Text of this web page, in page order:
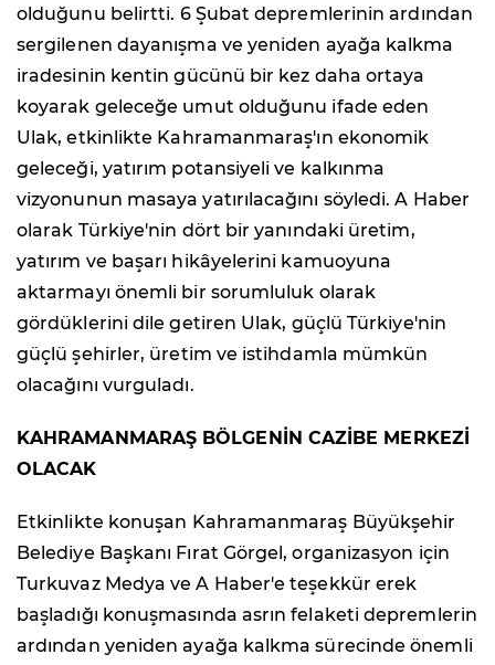
olduğunu belirtti. 6 Şubat depremlerinin ardından
sergilenen dayanışma ve yeniden ayağa kalkma
iradesinin kentin gücünü bir kez daha ortaya
koyarak geleceğe umut olduğunu ifade eden
Ulak, etkinlikte Kahramanmaraş'ın ekonomik
geleceği, yatırım potansiyeli ve kalkınma
vizyonunun masaya yatırılacağını söyledi. A Haber
olarak Türkiye'nin dört bir yanındaki üretim,
yatırım ve başarı hikâyelerini kamuoyuna
aktarmayı önemli bir sorumluluk olarak
gördüklerini dile getiren Ulak, güçlü Türkiye'nin
güçlü şehirler, üretim ve istihdamla mümkün
olacağını vurguladı.
KAHRAMANMARAŞ BÖLGENİN CAZİBE MERKEZİ
OLACAK
Etkinlikte konuşan Kahramanmaraş Büyükşehir
Belediye Başkanı Fırat Görgel, organizasyon için
Turkuvaz Medya ve A Haber'e teşekkür erek
başladığı konuşmasında asrın felaketi depremlerin
ardından yeniden ayağa kalkma sürecinde önemli